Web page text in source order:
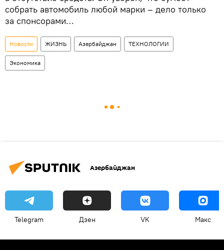
собрать автомобиль любой марки – дело только
за спонсорами…
Новости ЖИЗНЬ Азербайджан ТЕХНОЛОГИИ
Экономика
Азербайджан
Telegram Дзен VK Макс